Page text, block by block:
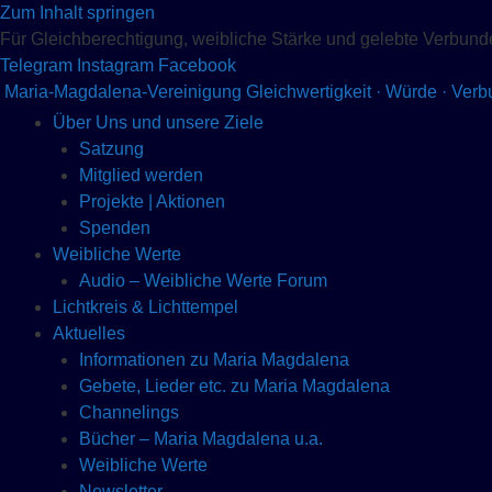
Zum Inhalt springen
Für Gleichberechtigung, weibliche Stärke und gelebte
Telegram Instagram Facebook
Maria-Magdalena-Vereinigung Gleichwertigkeit · Würde ·
Über Uns und unsere Ziele
Satzung
Mitglied werden
Projekte | Aktionen
Spenden
Weibliche Werte
Audio – Weibliche Werte Forum
Lichtkreis & Lichttempel
Aktuelles
Informationen zu Maria Magdalena
Gebete, Lieder etc. zu Maria Magdalena
Channelings
Bücher – Maria Magdalena u.a.
Weibliche Werte